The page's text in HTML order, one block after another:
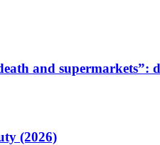
and supermarkets”:
(2026)